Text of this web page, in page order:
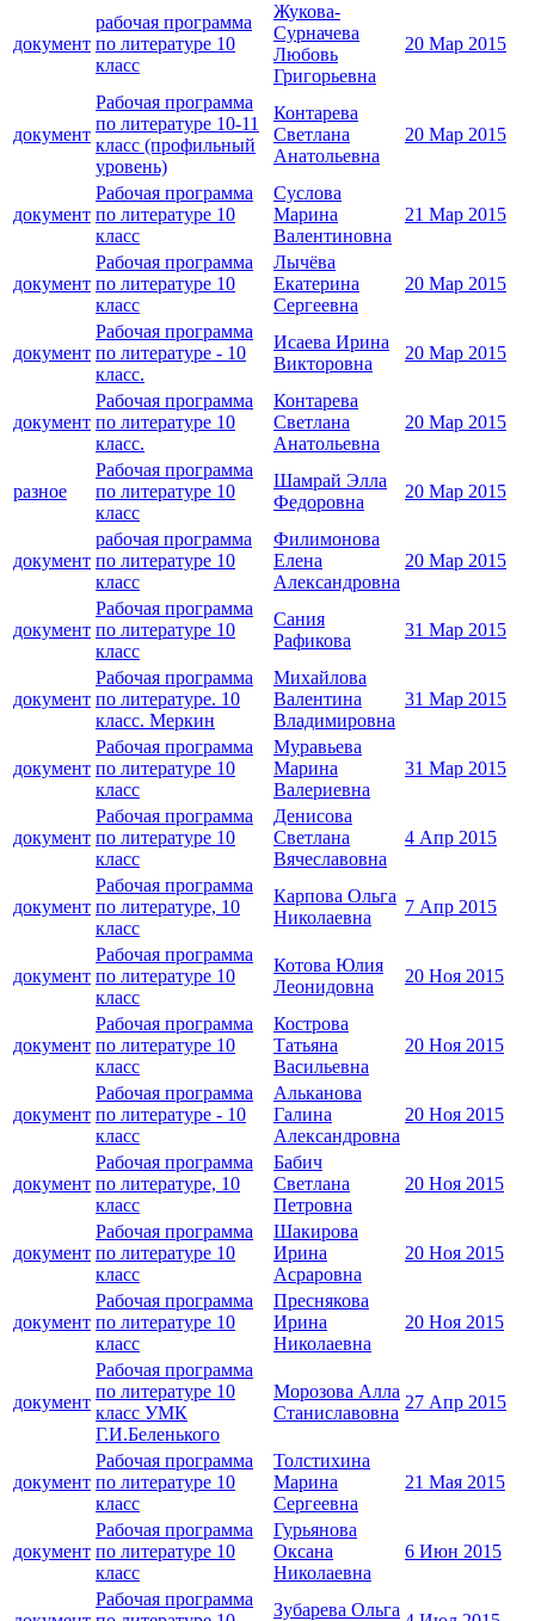
документ
рабочая программа
по литературе 10
класс
Жукова-
Сурначева
Любовь
Григорьевна
20 Мар 2015
документ
Рабочая программа
по литературе 10-11
класс (профильный
уровень)
Контарева
Светлана
Анатольевна
20 Мар 2015
документ
Рабочая программа
по литературе 10
класс
Суслова
Марина
Валентиновна
21 Мар 2015
документ
Рабочая программа
по литературе 10
класс
Лычёва
Екатерина
Сергеевна
20 Мар 2015
документ
Рабочая программа
по литературе - 10
класс.
Исаева Ирина
Викторовна
20 Мар 2015
документ
Рабочая программа
по литературе 10
класс.
Контарева
Светлана
Анатольевна
20 Мар 2015
разное
Рабочая программа
по литературе 10
класс
Шамрай Элла
Федоровна
20 Мар 2015
документ
рабочая программа
по литературе 10
класс
Филимонова
Елена
Александровна
20 Мар 2015
документ
Рабочая программа
по литературе 10
класс
Сания
Рафикова
31 Мар 2015
документ
Рабочая программа
по литературе. 10
класс. Меркин
Михайлова
Валентина
Владимировна
31 Мар 2015
документ
Рабочая программа
по литературе 10
класс
Муравьева
Марина
Валериевна
31 Мар 2015
документ
Рабочая программа
по литературе 10
класс
Денисова
Светлана
Вячеславовна
4 Апр 2015
документ
Рабочая программа
по литературе, 10
класс
Карпова Ольга
Николаевна
7 Апр 2015
документ
Рабочая программа
по литературе 10
класс
Котова Юлия
Леонидовна
20 Ноя 2015
документ
Рабочая программа
по литературе 10
класс
Кострова
Татьяна
Васильевна
20 Ноя 2015
документ
Рабочая программа
по литературе - 10
класс
Альканова
Галина
Александровна
20 Ноя 2015
документ
Рабочая программа
по литературе, 10
класс
Бабич
Светлана
Петровна
20 Ноя 2015
документ
Рабочая программа
по литературе 10
класс
Шакирова
Ирина
Асраровна
20 Ноя 2015
документ
Рабочая программа
по литературе 10
класс
Преснякова
Ирина
Николаевна
20 Ноя 2015
документ
Рабочая программа
по литературе 10
класс УМК
Г.И.Беленького
Морозова Алла
Станиславовна
27 Апр 2015
документ
Рабочая программа
по литературе 10
класс
Толстихина
Марина
Сергеевна
21 Мая 2015
документ
Рабочая программа
по литературе 10
класс
Гурьянова
Оксана
Николаевна
6 Июн 2015
Рабочая программа
Зубарева Ольга